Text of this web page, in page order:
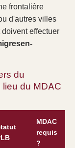
frontalière
d'autres villes
doivent effectuer
du
du MDAC
MDAC
requis
?